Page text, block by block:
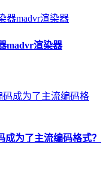
madvr渲染器
成为了主流编码格式？